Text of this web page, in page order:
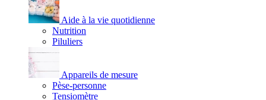
Aide à la vie quotidienne
Nutrition
Piluliers
Appareils de mesure
Pèse-personne
Tensiomètre